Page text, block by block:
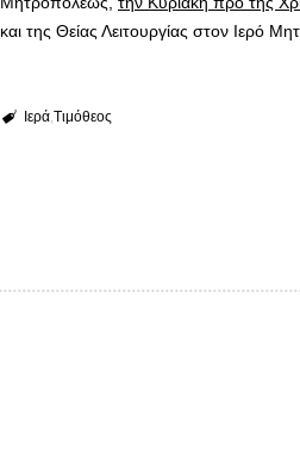
και της Θείας Λειτουργίας στον Ιερό
Ιερά Τιμόθεος